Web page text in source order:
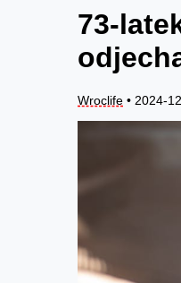
73-
Wroclife • 2024-